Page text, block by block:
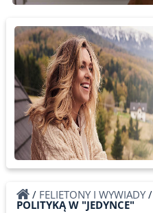
/ FELIETONY I WYWIADY/
POLITYKĄ W "JEDYNCE"